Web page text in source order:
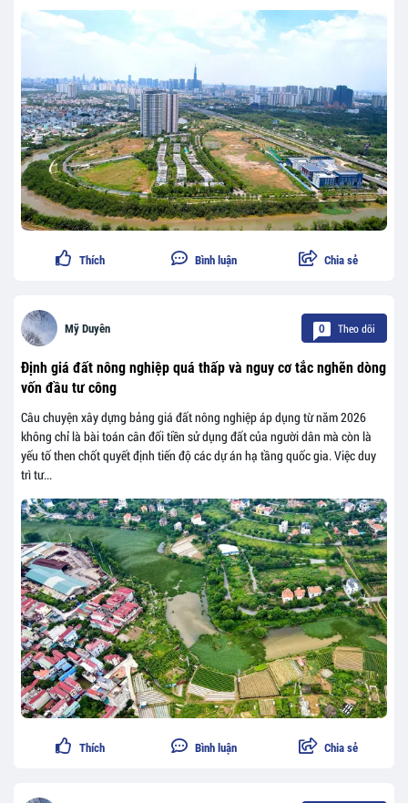
Thích Bình luận Chia sẻ
Mỹ Duyên 0 Theo dõi
Định giá đất nông nghiệp quá thấp và nguy cơ tắc nghẽn dòng
vốn đầu tư công
Câu chuyện xây dựng bảng giá đất nông nghiệp áp dụng từ năm 2026
không chỉ là bài toán cân đối tiền sử dụng đất của người dân mà còn là
yếu tố then chốt quyết định tiến độ các dự án hạ tầng quốc gia. Việc duy
trì tư...
Thích Bình luận Chia sẻ